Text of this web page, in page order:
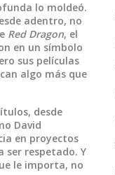
lo moldeó.
adentro, no
Red Dragon, el
en un símbolo
sus películas
algo más que
desde
David
en proyectos
ser respetado. Y
le importa, no